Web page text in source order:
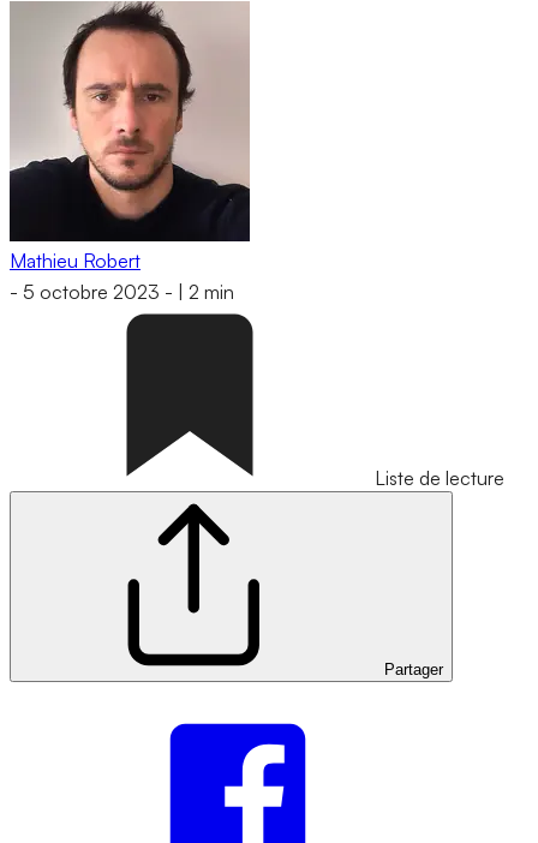
Mathieu Robert
- 5 octobre 2023 - 2 min
Liste de lecture
Partager